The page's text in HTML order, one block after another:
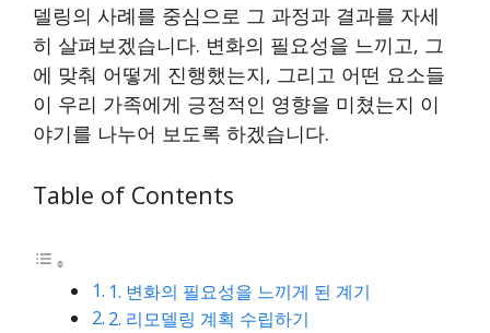
델링의 사례를 중심으로 그 과정과 결과를 자세
히 살펴보겠습니다. 변화의 필요성을 느끼고, 그
에 맞춰 어떻게 진행했는지, 그리고 어떤 요소들
이 우리 가족에게 긍정적인 영향을 미쳤는지 이
야기를 나누어 보도록 하겠습니다.
Table of Contents
1. 변화의 필요성을 느끼게 된 계기
2. 리모델링 계획 수립하기